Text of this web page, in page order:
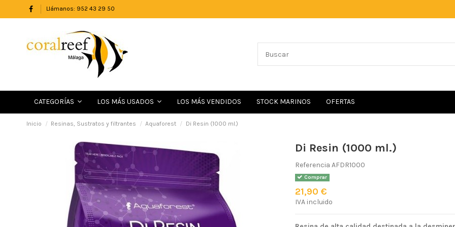
Llámanos: 952 43 29 50
CATEGORÍAS LOS MÁS USADOS LOS MÁS VENDIDOS STOCK MARINOS OFERTAS
Inicio Resinas, Sustratos y filtrantes Aquaforest Di Resin (1000 ml.)
Di Resin (1000 ml.)
Referencia AFDR1000
Comprar
21,90 €
IVA incluido